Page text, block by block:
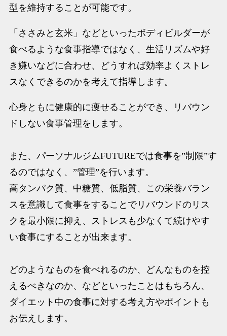
型を維持することが可能です。
「ささみと玄米」などといったボディビルダーが
食べるような食事指導ではなく、生活リズムや好
き嫌いなどに合わせ、どうすれば効率よくストレ
スなくできるのかを考えて指導します。
心身ともに健康的に痩せることができ、リバウン
ドしない食事管理をします。
また、パーソナルジムFUTUREでは食事を”制限”す
るのではなく、”管理”を行います。
高タンパク質、中糖質、低脂質、この栄養バラン
スを意識して食事をすることでリバウンドのリス
クを最小限に抑え、ストレスも少なくて続けやす
い食事にすることが出来ます。
どのようなものを食べれるのか、どんなものを控
えるべきなのか、などといったことはもちろん、
ダイエット中の食事に対する考え方やポイントも
お伝えします。